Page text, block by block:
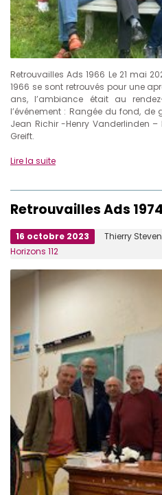
Retrouvailles Ads 1966 Le 21 mai
1966 se sont retrouvés pour une
ans, l’ambiance était au
l’événement : Rangée du fond,
Jean Richir -Henry Vanderlinden –
Greift.
Lire la suite
Retrouvailles Ads 1974
16 octobre 2023 Thierry
Horizons 112